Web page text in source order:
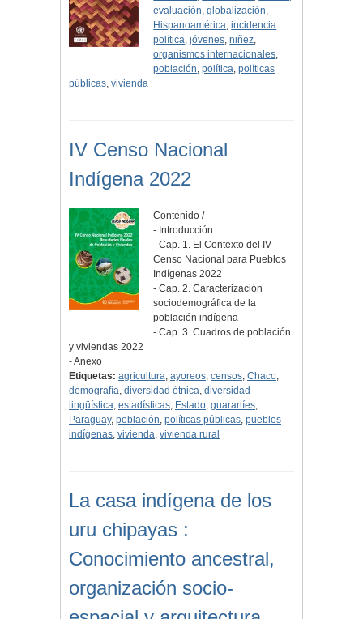
evaluación,globalización,
Hispanoamérica,incidencia
política,jóvenes,niñez,
organismos internacionales,
población,política,políticas
públicas, vivienda
IV Censo Nacional
Indígena 2022
Contenido /
- Introducción
- Cap. 1. El Contexto del IV
Censo Nacional para Pueblos
Indígenas 2022
- Cap. 2. Caracterización
sociodemográfica de la
población indígena
- Cap. 3. Cuadros de población
y viviendas 2022
- Anexo
Etiquetas: agricultura, ayoreos, censos, Chaco,
demografía, diversidad étnica, diversidad
lingüística, estadísticas, Estado, guaraníes,
Paraguay, población, políticas públicas, pueblos
indígenas, vivienda, vivienda rural
La casa indígena de los
uru chipayas :
Conocimiento ancestral,
organización socio-